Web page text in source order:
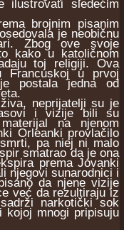
sledećim
brojnim pisanim
je neobičnu
Zbog ove svoje
kako u katoličnom
toj religiji. Ova
u prvoj
postala jedna od
neprijatelji su je
i vizije bili su
na njenom
Orleanki provlačilo
pa niej ni malo
smatrao da je ona
prema Jovanki
njegovi sunarodnici i
da njene vizije
već da rezultiraju iz
narkotički sok
mnogi pripisuju